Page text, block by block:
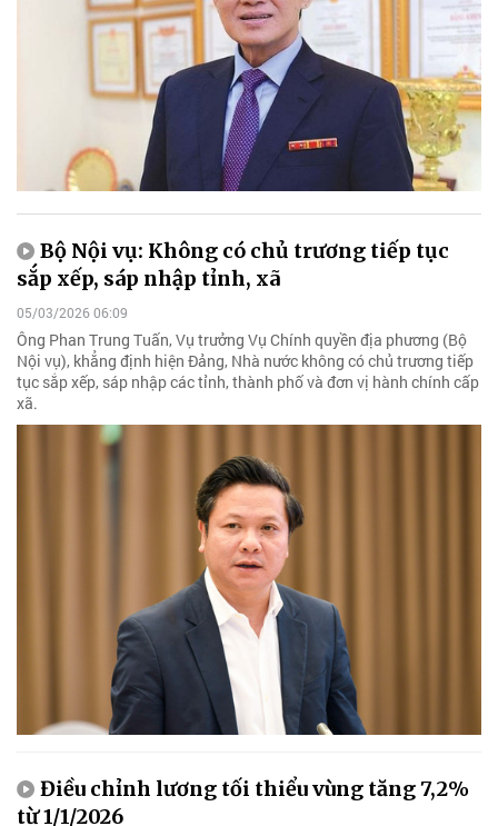
Bộ Nội vụ: Không có chủ trương tiếp tục
sắp xếp, sáp nhập tỉnh, xã
05/03/2026 06:09
Ông Phan Trung Tuấn, Vụ trưởng Vụ Chính quyền địa phương (Bộ
Nội vụ), khẳng định hiện Đảng, Nhà nước không có chủ trương tiếp
tục sắp xếp, sáp nhập các tỉnh, thành phố và đơn vị hành chính cấp
xã.
Điều chỉnh lương tối thiểu vùng tăng 7,2%
từ 1/1/2026